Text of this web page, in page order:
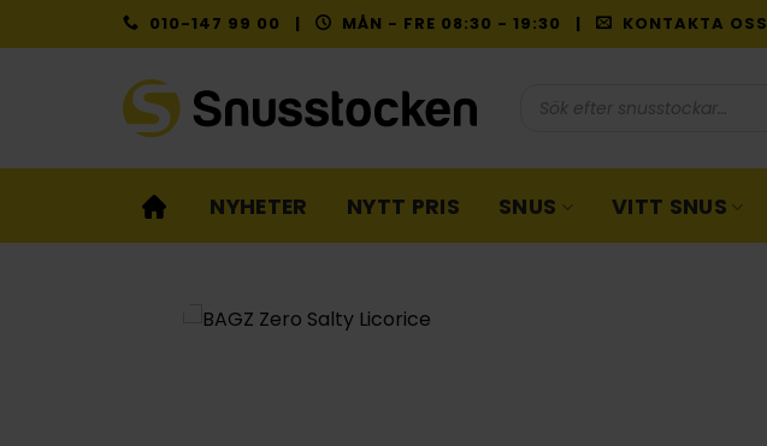
to
010-147 99 00 | MÅN - FRE 08:30 - 19:30 | KONTAKTA OSS
NYHETER NYTT PRIS SNUS VITT SNUS